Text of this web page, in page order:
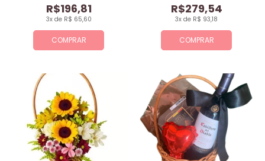
COMPRAR
3x de R$ 65,60
R$196,81
COMPRAR
3x de R$ 93,18
R$279,54